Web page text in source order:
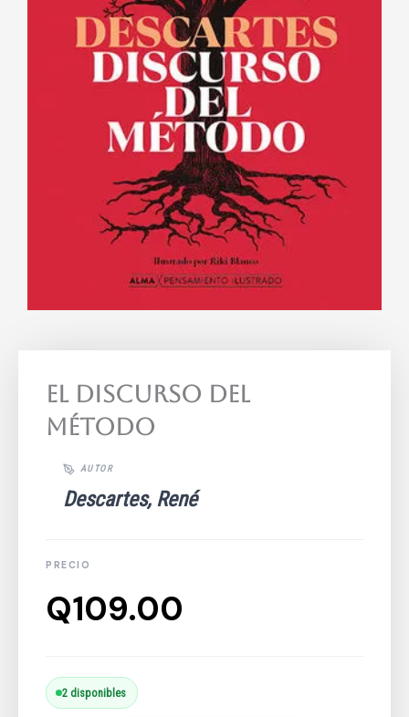
El Discurso Del
Método
Descartes, René
Q109.00
2 disponibles
El